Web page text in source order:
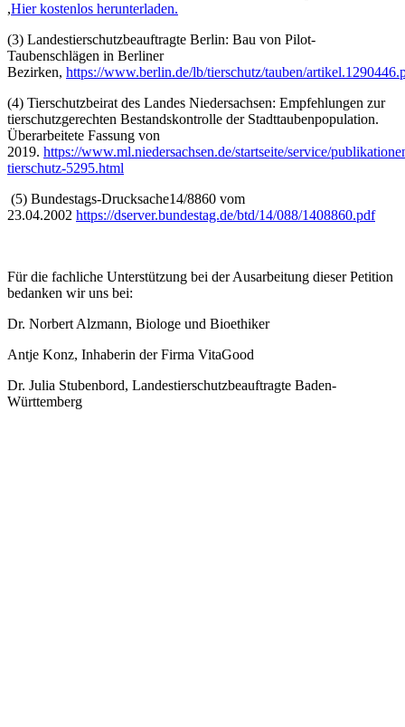
,Hier kostenlos herunterladen.
(3) Landestierschutzbeauftragte Berlin: Bau von Pilot-
Taubenschlägen in Berliner
Bezirken, https://www.berlin.de/lb/tierschutz/tauben/
(4) Tierschutzbeirat des Landes Niedersachsen: Empfehlungen zur
tierschutzgerechten Bestandskontrolle der Stadttaubenpopulation.
Überarbeitete Fassung von
2019. https://www.ml.niedersachsen.de/startseite/service/
tierschutz-5295.html
(5) Bundestags-Drucksache14/8860 vom
23.04.2002 https://dserver.bundestag.de/btd/14/088/1408860.pdf
Für die fachliche Unterstützung bei der Ausarbeitung dieser Petition
bedanken wir uns bei:
Dr. Norbert Alzmann, Biologe und Bioethiker
Antje Konz, Inhaberin der Firma VitaGood
Dr. Julia Stubenbord, Landestierschutzbeauftragte Baden-
Württemberg